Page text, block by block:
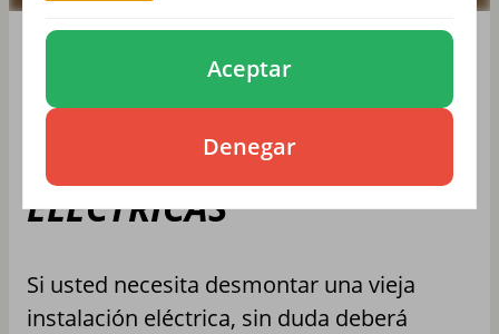
DESMONTAJE DE
INSTALACIONES
ELÉCTRICAS
Si usted necesita desmontar una vieja
instalación eléctrica, sin duda deberá
Aceptar
Denegar